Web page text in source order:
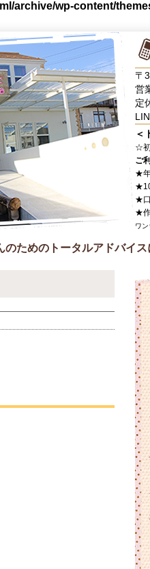
archive/wp-content/
〒
営
定
＜
☆
ご
★
★
★
ワ
ためのトータルアドバイス